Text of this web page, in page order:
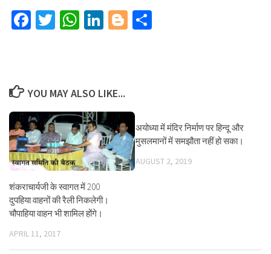
Facebook
TwitterWhatsApp
LinkedIn
Blogger
YOU MAY ALSO LIKE...
शंकराचार्यजी के स्वागत में 200
दुपहिया वाहनों की रैली निकलेगी।
चौपाहिया वाहन भी शामिल होंगे।
APRIL 11, 2017
अयोध्या में मंदिर निर्माण पर हिन्दू और
मुसलमानों में समझौता नहीं हो सका।
AUGUST 2, 2019